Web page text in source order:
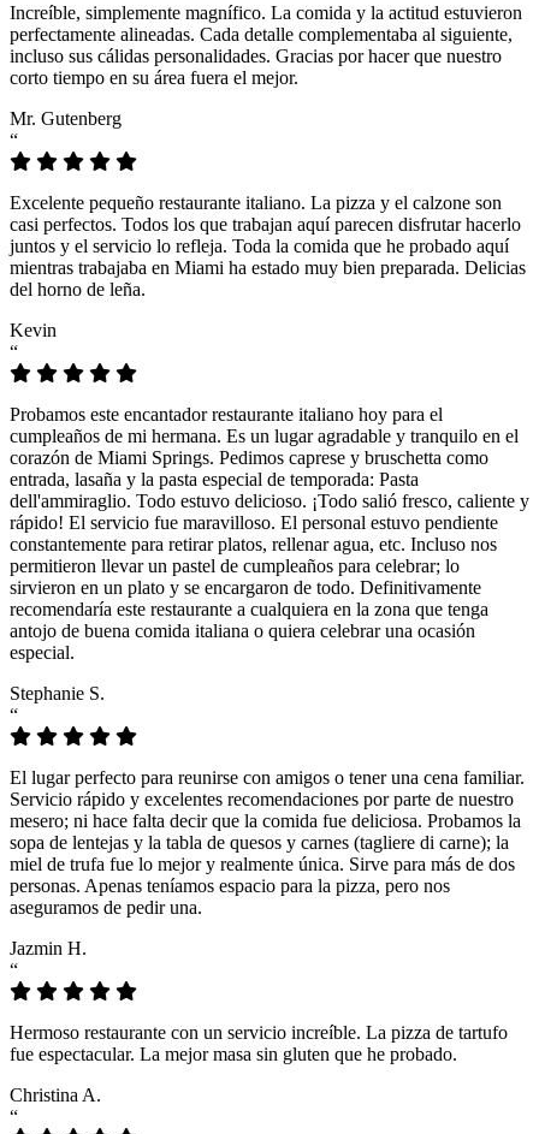
Increíble, simplemente magnífico. La comida y la actitud estuvieron
perfectamente alineadas. Cada detalle complementaba al siguiente,
incluso sus cálidas personalidades. Gracias por hacer que nuestro
corto tiempo en su área fuera el mejor.
Mr. Gutenberg
“
Excelente pequeño restaurante italiano. La pizza y el calzone son
casi perfectos. Todos los que trabajan aquí parecen disfrutar hacerlo
juntos y el servicio lo refleja. Toda la comida que he probado aquí
mientras trabajaba en Miami ha estado muy bien preparada. Delicias
del horno de leña.
Kevin
“
Probamos este encantador restaurante italiano hoy para el
cumpleaños de mi hermana. Es un lugar agradable y tranquilo en el
corazón de Miami Springs. Pedimos caprese y bruschetta como
entrada, lasaña y la pasta especial de temporada: Pasta
dell'ammiraglio. Todo estuvo delicioso. ¡Todo salió fresco, caliente y
rápido! El servicio fue maravilloso. El personal estuvo pendiente
constantemente para retirar platos, rellenar agua, etc. Incluso nos
permitieron llevar un pastel de cumpleaños para celebrar; lo
sirvieron en un plato y se encargaron de todo. Definitivamente
recomendaría este restaurante a cualquiera en la zona que tenga
antojo de buena comida italiana o quiera celebrar una ocasión
especial.
Stephanie S.
“
El lugar perfecto para reunirse con amigos o tener una cena familiar.
Servicio rápido y excelentes recomendaciones por parte de nuestro
mesero; ni hace falta decir que la comida fue deliciosa. Probamos la
sopa de lentejas y la tabla de quesos y carnes (tagliere di carne); la
miel de trufa fue lo mejor y realmente única. Sirve para más de dos
personas. Apenas teníamos espacio para la pizza, pero nos
aseguramos de pedir una.
Jazmin H.
“
Hermoso restaurante con un servicio increíble. La pizza de tartufo
fue espectacular. La mejor masa sin gluten que he probado.
Christina A.
“